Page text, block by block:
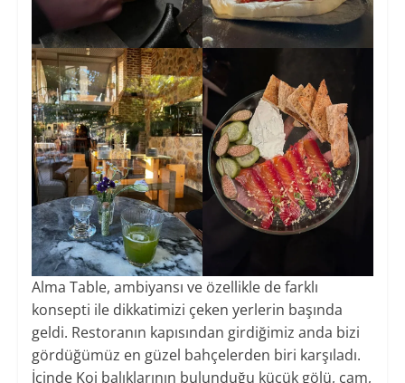
Alma Table, ambiyansı ve özellikle de farklı
konsepti ile dikkatimizi çeken yerlerin başında
geldi. Restoranın kapısından girdiğimiz anda bizi
gördüğümüz en güzel bahçelerden biri karşıladı.
İçinde Koi balıklarının bulunduğu küçük gölü, çam,